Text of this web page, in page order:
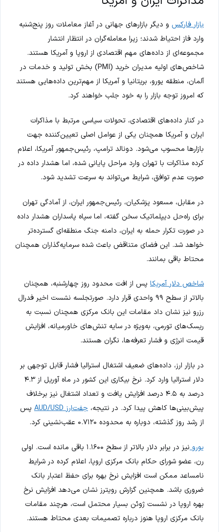
بازار فارکس و دیگر بازارهای جهانی در آغاز معاملات روز پنج‌شنبه
وارد فاز احتیاط شدند؛ زیرا معامله‌گران در انتظار انتشار
مجموعه‌ای از داده‌های مهم اقتصادی از اروپا و آمریکا هستند.
شاخص‌های اولیه مدیران خرید (PMI) بخش تولید و خدمات در
آلمان، منطقه یورو، بریتانیا و آمریکا از مهم‌ترین داده‌هایی هستند
که امروز توجه بازار را به خود جلب خواهند کرد.
در کنار داده‌های اقتصادی، تحولات سیاسی مرتبط با مذاکرات
ایران و آمریکا همچنان یکی از عوامل اصلی تعیین‌کننده جهت
بازارها محسوب می‌شود. دونالد ترامپ، رئیس‌جمهور آمریکا، اعلام
کرده مذاکرات با تهران وارد مراحل پایانی شده، اما هشدار داده در
صورت عدم توافق، شرایط می‌تواند به سرعت تشدید شود.
در مقابل، مسعود پزشکیان، رئیس‌جمهور ایران، از آمادگی تهران
برای راه‌حل دیپلماتیک سخن گفته، اما سپاه پاسداران هشدار داده
در صورت تکرار حمله به ایران، دامنه جنگ منطقه‌ای گسترده‌تر
خواهد شد. این فضای متناقض باعث شده سرمایه‌گذاران همچنان
محتاط باقی بمانند.
شاخص دلار آمریکا پس از افت محدود روز چهارشنبه، همچنان
بالاتر از سطح ۹۹ واحدی قرار دارد. صورتجلسه نشست اخیر فدرال
رزرو نیز نشان داد مقامات این بانک مرکزی همچنان نسبت به
ریسک‌های تورمی، به‌ویژه در سایه تنش‌های خاورمیانه، افزایش
قیمت انرژی و فشار تعرفه‌ها، نگران هستند.
در بازار ارز، داده‌های ضعیف اشتغال استرالیا فشار قابل توجهی بر
دلار استرالیا وارد کرد. نرخ بیکاری این کشور در ماه آوریل از ۴.۳
درصد به ۴.۵ درصد افزایش یافت و تعداد اشتغال نیز برخلاف
پیش‌بینی‌ها کاهش پیدا کرد. در نتیجه، جفت‌ارز AUD/USD
پس
از رشد روز گذشته، دوباره به محدوده ۰.۷۱۲۰ عقب‌نشینی کرد.
یورو
نیز در برابر دلار بالاتر از سطح ۱.۱۶۰۰ باقی مانده است. اولی
رن، عضو شورای حکام بانک مرکزی اروپا، اعلام کرده در شرایط
نامساعد ممکن است افزایش نرخ بهره برای حفظ اعتبار بانک
ضروری باشد. همچنین گزارش رویترز نشان می‌دهد افزایش نرخ
بهره اروپا در نشست ژوئن بسیار محتمل است، هرچند مقامات
بانک مرکزی اروپا هنوز درباره تصمیمات بعدی محتاط هستند.